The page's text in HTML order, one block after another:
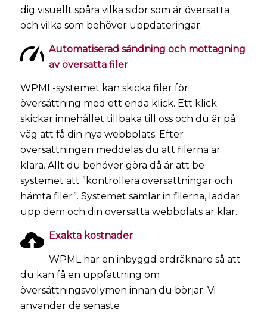
dig visuellt spåra vilka sidor som är översatta
och vilka som behöver uppdateringar.
Automatiserad sändning och mottagning
av översatta filer
WPML-systemet kan skicka filer för
översättning med ett enda klick. Ett klick
skickar innehållet tillbaka till oss och du är på
väg att få din nya webbplats. Efter
översättningen meddelas du att filerna är
klara. Allt du behöver göra då är att be
systemet att ”kontrollera översättningar och
hämta filer”. Systemet samlar in filerna, laddar
upp dem och din översatta webbplats är klar.
Exakta kostnader
WPML har en inbyggd ordräknare så att
du kan få en uppfattning om
översättningsvolymen innan du börjar. Vi
använder de senaste